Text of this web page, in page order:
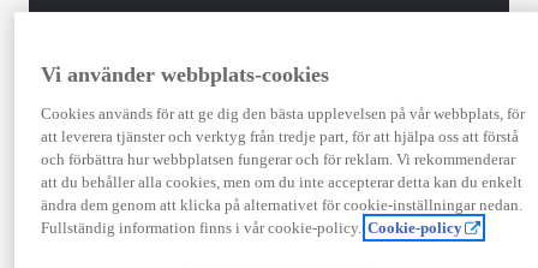
TOYOTA APPROVED
USED
Garanti upp till 10 år eller 20 000 mil – i
kombination med Toyota Relax
Vi använder webbplats-cookies
Cookies används för att ge dig den bästa upplevelsen på vår webbplats, för
att leverera tjänster och verktyg från tredje part, för att hjälpa oss att förstå
och förbättra hur webbplatsen fungerar och för reklam. Vi rekommenderar
att du behåller alla cookies, men om du inte accepterar detta kan du enkelt
ändra dem genom att klicka på alternativet för cookie-inställningar nedan.
Fullständig information finns i vår cookie-policy. Cookie-policy